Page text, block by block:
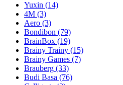
Yuxin (14)
4M (3)
Aero (3)
Bondibon (79)
BrainBox (19)
Brainy Trainy (15)
Brainy Games (7)
Brauberg (33)
Budi Basa (76)